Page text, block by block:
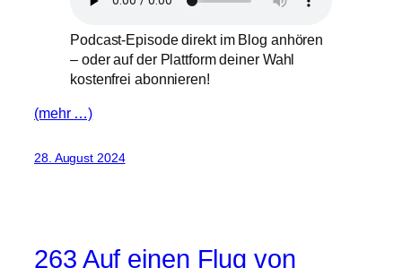
Podcast-Episode direkt im Blog anhören
– oder auf der Plattform deiner Wahl
kostenfrei abonnieren!
(mehr …)
28. August 2024
263 Auf einen Flug von